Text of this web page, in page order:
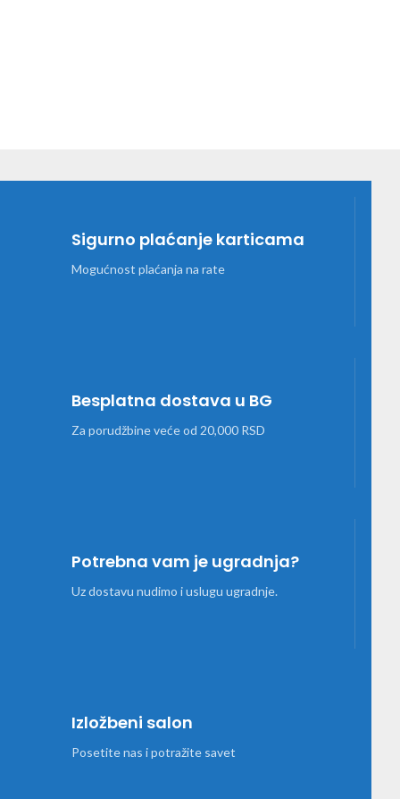
Sigurno plaćanje karticama
Mogućnost plaćanja na rate
Besplatna dostava u BG
Za porudžbine veće od 20,000 RSD
Potrebna vam je ugradnja?
Uz dostavu nudimo i uslugu ugradnje.
Izložbeni salon
Posetite nas i potražite savet